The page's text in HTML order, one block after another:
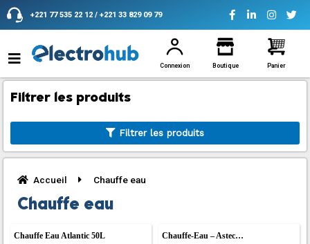
Aller
au
+221 77 535 22 12 / +221 33 829 09 79
Connexion Boutique Panier
Filtrer les produits
Filtrer les produits
Accueil Chauffe eau
Chauffe eau
Chauffe Eau Atlantic 50L Chauffe-Eau – Astec…